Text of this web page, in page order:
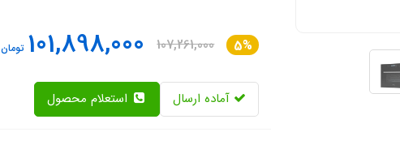
5%
107,261,000
101,898,000 تومان
آماده ارسال